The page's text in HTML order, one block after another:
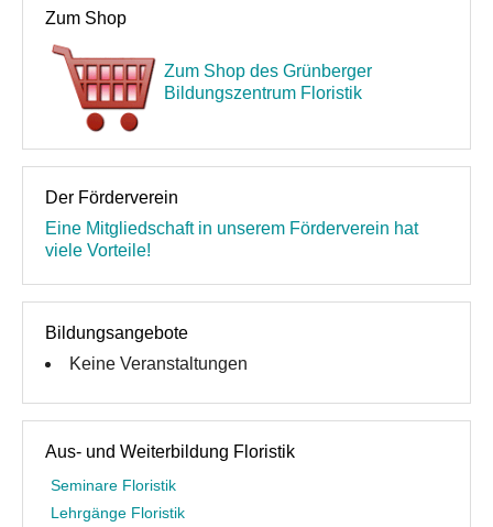
Über uns
Unsere Philosophie
Partner und Empfehlungen
Kontakt
Zum Shop
Zum Shop des Grünberger
Bildungszentrum Floristik
Der Förderverein
Eine Mitgliedschaft in unserem Förderverein hat
viele Vorteile!
Bildungsangebote
Keine Veranstaltungen
Aus- und Weiterbildung Floristik
Seminare Floristik
Lehrgänge Floristik